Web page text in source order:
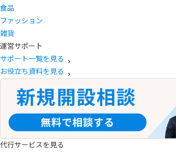
食品
ファッション
雑貨
運営サポート
サポート一覧を見る
お役立ち資料を見る
代行サービスを見る